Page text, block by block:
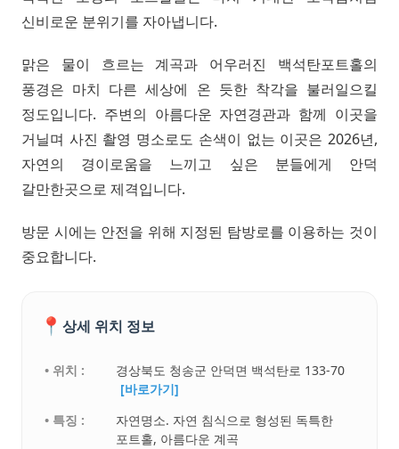
신비로운 분위기를 자아냅니다.
맑은 물이 흐르는 계곡과 어우러진 백석탄포트홀의
풍경은 마치 다른 세상에 온 듯한 착각을 불러일으킬
정도입니다. 주변의 아름다운 자연경관과 함께 이곳을
거닐며 사진 촬영 명소로도 손색이 없는 이곳은 2026년,
자연의 경이로움을 느끼고 싶은 분들에게 안덕
갈만한곳으로 제격입니다.
방문 시에는 안전을 위해 지정된 탐방로를 이용하는 것이
중요합니다.
📍 상세 위치 정보
• 위치 :
경상북도 청송군 안덕면 백석탄로 133-70
[바로가기]
• 특징 :
자연명소. 자연 침식으로 형성된 독특한
포트홀, 아름다운 계곡